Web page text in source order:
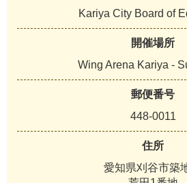
Kariya City Board of
開催場所
Wing Arena Kariya -
郵便番号
448-0011
住所
愛知県刈谷市築